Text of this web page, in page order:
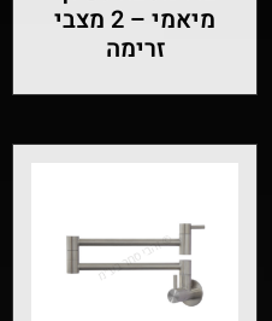
מיאמי – 2 מצבי
זרימה